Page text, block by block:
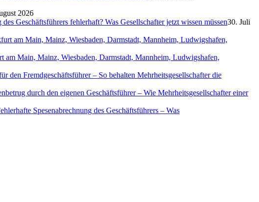
2026
des Geschäftsführers fehlerhaft? Was Gesellschafter jetzt wissen müssen30. Juli
am Main, Mainz, Wiesbaden, Darmstadt, Mannheim, Ludwigshafen,
den Fremdgeschäftsführer – So behalten Mehrheitsgesellschafter die
durch den eigenen Geschäftsführer – Wie Mehrheitsgesellschafter einer
Spesenabrechnung des Geschäftsführers – Was